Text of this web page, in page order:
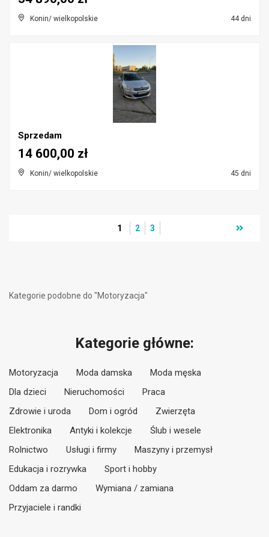
Konin/ wielkopolskie 44 dni
Sprzedam
Konin/ wielkopolskie 45 dni
14 600,00 zł
1 2 3
Kategorie podobne do "Motoryzacja"
Kategorie główne:
Motoryzacja Moda damska
Moda męska
Dla dzieci
Nieruchomości
Praca
Zdrowie i uroda
Dom i ogród
Zwierzęta
Elektronika
Antyki i kolekcje
Ślub i wesele
Rolnictwo
Usługi i firmy
Maszyny i przemysł
Edukacja i rozrywka
Sport i hobby
Oddam za darmo
Wymiana / zamiana
Przyjaciele i randki